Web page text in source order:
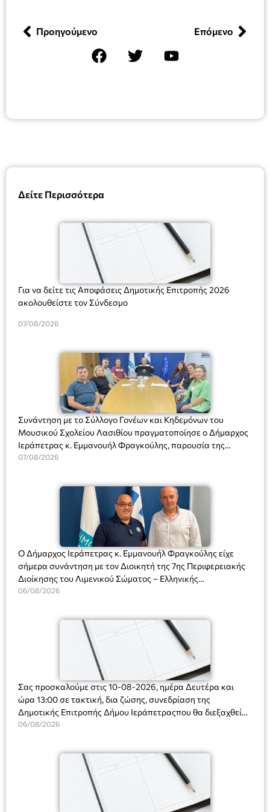
Δείτε Περισσότερα
Για να δείτε τις Αποφάσεις Δημοτικής Επιτροπής 2026
ακολουθείστε τον Σύνδεσμο
07/08/2026
Συνάντηση με το Σύλλογο Γονέων και Κηδεμόνων του
Μουσικού Σχολείου Λασιθίου πραγματοποίησε ο Δήμαρχος
Ιεράπετρας κ. Εμμανουήλ Φραγκούλης, παρουσία της
Διευθύντριας του σχολείου κας Μαριάννας Χαΐτα.
07/08/2026
Ο Δήμαρχος Ιεράπετρας κ. Εμμανουήλ Φραγκούλης είχε
σήμερα συνάντηση με τον Διοικητή της 7ης Περιφερειακής
Διοίκησης του Λιμενικού Σώματος – Ελληνικής
Ακτοφυλακής (Λ.Σ.-ΕΛ.ΑΚΤ.), Αρχιπλοίαρχο Λ.Σ. κ. Ιωάννη
06/08/2026
Σας προσκαλούμε στις 10-08-2026, ημέρα Δευτέρα και
ώρα 13:00 σε τακτική, δια ζώσης, συνεδρίαση της
Δημοτικής Επιτροπής Δήμου Ιεράπετραςπου θα διεξαχθεί
στο Δημοτικό Κατάστημα, Δημοκρατίας 31 στην αίθουσα
και λήψη αποφάσεων στα παρακάτω θέματα:
06/08/2026
Προηγούμενο Επόμενο